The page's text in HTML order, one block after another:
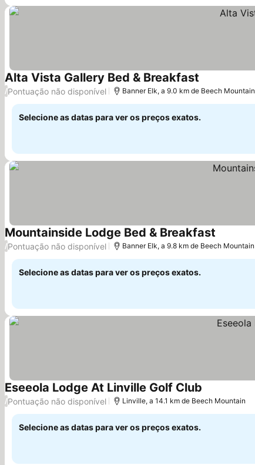
Alta Vista Gallery Bed & Breakfast
/Pontuação não disponível Banner Elk, a 9.0 km de Beech Mountain
Selecione as datas para ver os preços exatos.
Mountainside Lodge Bed & Breakfast
/Pontuação não disponível Banner Elk, a 9.8 km de Beech Mountain
Selecione as datas para ver os preços exatos.
Eseeola Lodge At Linville Golf Club
/Pontuação não disponível Linville, a 14.1 km de Beech Mountain
Selecione as datas para ver os preços exatos.